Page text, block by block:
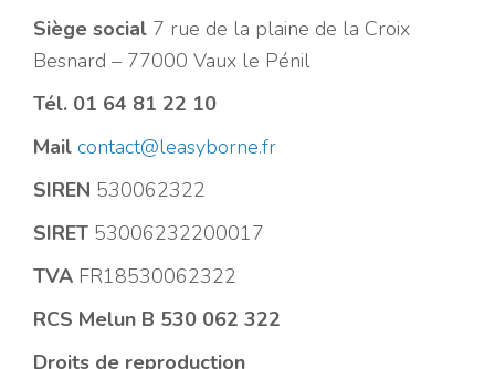
Siège social 7 rue de la plaine de la Croix
Besnard – 77000 Vaux le Pénil
Tél. 01 64 81 22 10
Mail contact@leasyborne.fr
SIREN 530062322
SIRET 53006232200017
TVA FR18530062322
RCS Melun B 530 062 322
Droits de reproduction